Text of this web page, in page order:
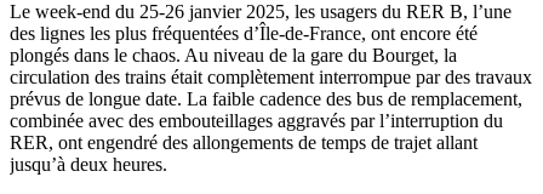
Le week-end du 25-26 janvier 2025, les usagers du RER B, l’une
des lignes les plus fréquentées d’Île-de-France, ont encore été
plongés dans le chaos. Au niveau de la gare du Bourget, la
circulation des trains était complètement interrompue par des travaux
prévus de longue date. La faible cadence des bus de remplacement,
combinée avec des embouteillages aggravés par l’interruption du
RER, ont engendré des allongements de temps de trajet allant
jusqu’à deux heures.